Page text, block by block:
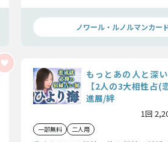
ノワール・ルノルマンカー
もっとあの人と深
【2人の3大相性占(
進展/絆
1回
一部無料 二人用